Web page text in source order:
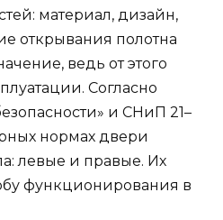
материал, дизайн,
открывания полотна
ведь от этого
Согласно
и СНиП 21–
нормах двери
левые и правые. Их
функционирования в